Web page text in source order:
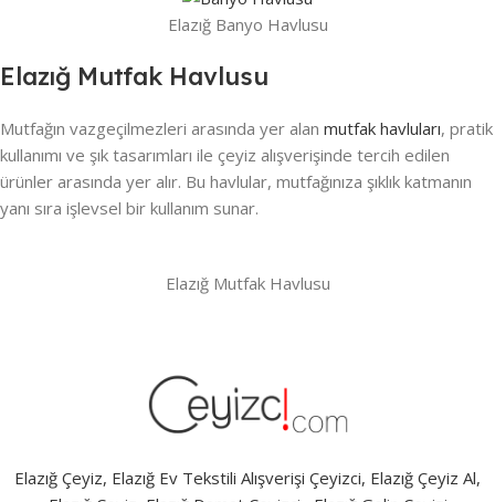
Elazığ Banyo Havlusu
Elazığ Mutfak Havlusu
Mutfağın vazgeçilmezleri arasında yer alan mutfak havluları, pratik
kullanımı ve şık tasarımları ile çeyiz alışverişinde tercih edilen
ürünler arasında yer alır. Bu havlular, mutfağınıza şıklık katmanın
yanı sıra işlevsel bir kullanım sunar.
Elazığ Mutfak Havlusu
Elazığ Çeyiz, Elazığ Ev Tekstili Alışverişi Çeyizci, Elazığ Çeyiz Al,